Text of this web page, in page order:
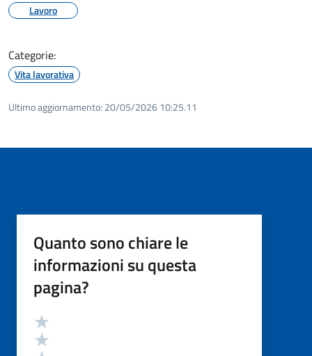
Lavoro
Categorie:
Vita lavorativa
Ultimo aggiornamento: 20/05/2026 10:25.11
Quanto sono chiare le
informazioni su questa
pagina?
Valutazione